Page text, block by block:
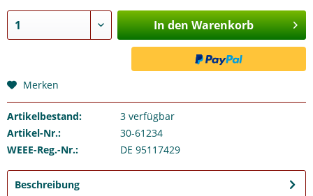
In den Warenkorb
Merken
Artikelbestand: 3verfügbar
Artikel-Nr.:
30-61234
WEEE-Reg.-Nr.:
DE 95117429
Beschreibung